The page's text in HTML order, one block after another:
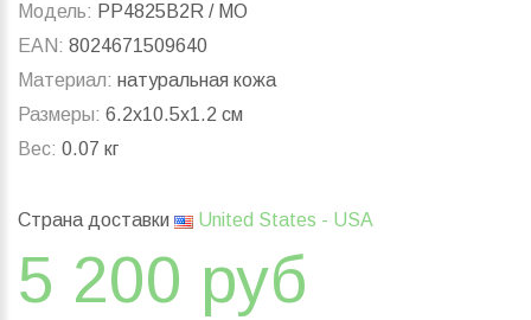
Модель: PP4825B2R / MO
EAN: 8024671509640
Материал: натуральная кожа
Размеры: 6.2x10.5x1.2 см
Вес: 0.07 кг
Страна доставки United States - USA
5 200 руб